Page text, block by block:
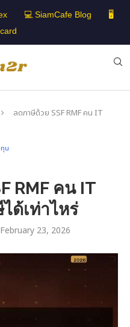
💻 SiamCafe Blog
🖥️
ลดภาษีด้วย SSF RMF คน IT
น
RMF คน IT
ด้เท่าไหร่
February 23, 2026